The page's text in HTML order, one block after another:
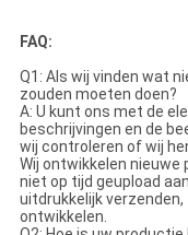
FAQ:
Q1: Als wij vinden wat
zouden moeten doen?
A: U kunt ons met de
beschrijvingen en de
wij controleren of wij
Wij ontwikkelen nieuwe
niet op tijd geupload
uitdrukkelijk
ontwikkelen.